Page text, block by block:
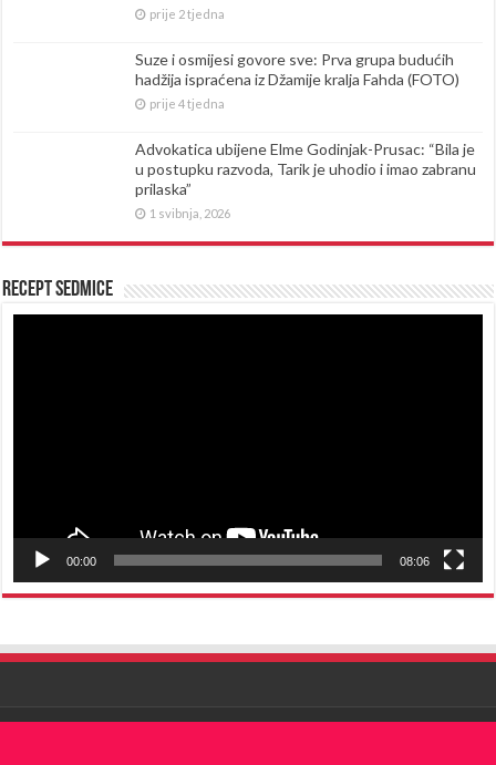
prije 2 tjedna
Suze i osmijesi govore sve: Prva grupa budućih
hadžija ispraćena iz Džamije kralja Fahda (FOTO)
prije 4 tjedna
Advokatica ubijene Elme Godinjak-Prusac: “Bila je
u postupku razvoda, Tarik je uhodio i imao zabranu
prilaska”
1 svibnja, 2026
Recept sedmice
00:00 08:06